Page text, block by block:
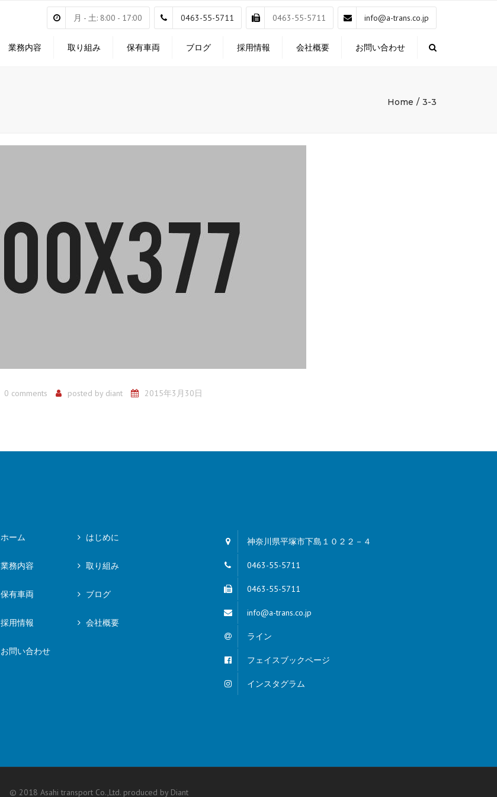
月 - 土: 8:00 - 17:00 0463-55-5711 0463-55-5711 info@a-trans.co.jp
業務内容 取り組み 保有車両 ブログ 採用情報 会社概要 お問い合わせ
Home 3-3
0 comments posted by diant 2015年3月30日
ホーム はじめに
業務内容 取り組み
保有車両 ブログ
採用情報 会社概要
お問い合わせ
神奈川県平塚市下島１０２２－４
0463-55-5711
0463-55-5711
info@a-trans.co.jp
ライン
フェイスブックページ
インスタグラム
© 2018 Asahi transport Co.,Ltd. produced by Diant